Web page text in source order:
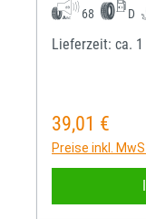
68 D
Lieferzeit: ca.
Regulärer
39,01 €
Preise inkl.